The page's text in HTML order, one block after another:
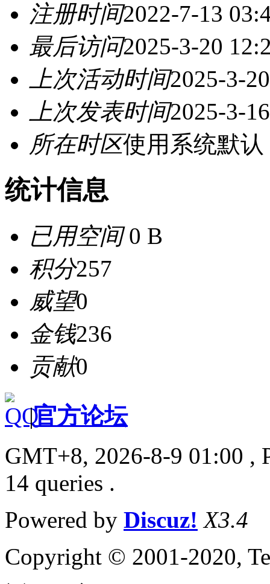
注册时间2022-7-13
最后访问2025-3-20
上次活动时间2025-3-
上次发表时间2025-3-
所在时区使用系统默认
统计信息
已用空间0 B
积分257
威望0
金钱236
贡献0
|官方论坛
GMT+8, 2026-8-9 01:00 ,
14 queries .
Powered by Discuz! X3.4
Copyright © 2001-2020,